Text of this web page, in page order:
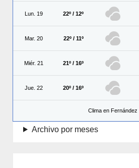
Lun. 19 22º / 12º
Mar. 20 22º / 11º
Miér. 21 21º / 16º
Jue. 22 20º / 16º
Clima en Fernández
Archivo por meses